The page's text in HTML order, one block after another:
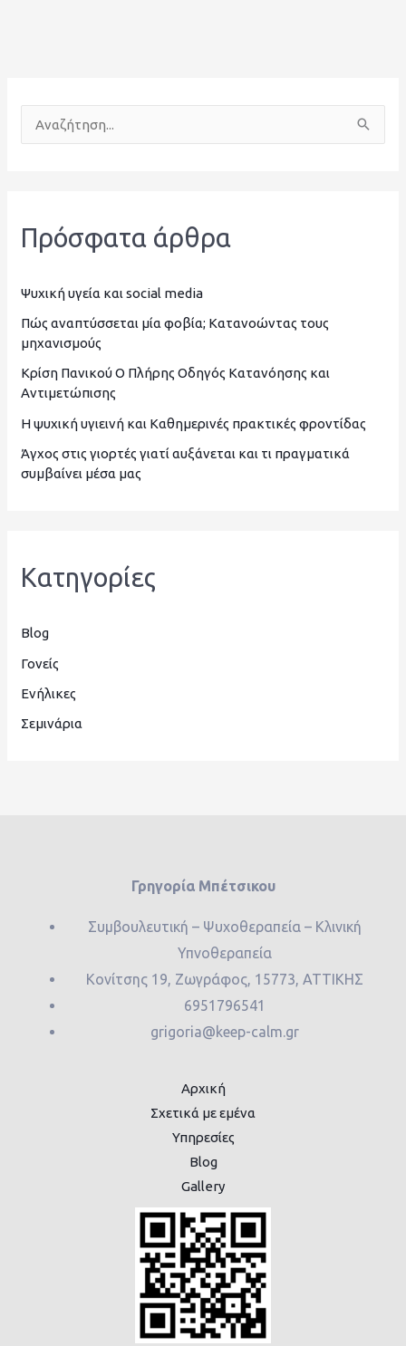
η
σ
η
γ
ι
α
:
Πρόσφατα άρθρα
Ψυχική υγεία και social media
Πώς αναπτύσσεται μία φοβία; Κατανοώντας τους
μηχανισμούς
Κρίση Πανικού Ο Πλήρης Οδηγός Κατανόησης και
Αντιμετώπισης
Η ψυχική υγιεινή και Καθημερινές πρακτικές φροντίδας
Άγχος στις γιορτές γιατί αυξάνεται και τι πραγματικά
συμβαίνει μέσα μας
Kατηγορίες
Blog
Γονείς
Ενήλικες
Σεμινάρια
Γρηγορία Μπέτσικου
Συμβουλευτική – Ψυχοθεραπεία – Κλινική
Υπνοθεραπεία
Κονίτσης 19, Ζωγράφος, 15773, ΑΤΤΙΚΗΣ
6951796541
grigoria@keep-calm.gr
Αρχική
Σχετικά με εμένα
Υπηρεσίες
Blog
Gallery